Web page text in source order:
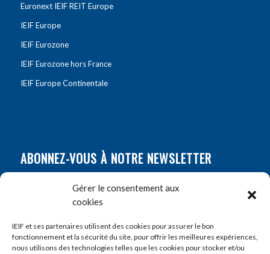
Gérer le consentement aux
cookies
IEIF et ses partenaires utilisent des cookies pour assurer le bon
fonctionnement et la sécurité du site, pour offrir les meilleures expériences,
nous utilisons des technologies telles que les cookies pour stocker et/ou
Euronext IEIF REIT Europe
IEIF Europe
IEIF Eurozone
IEIF Eurozone hors France
IEIF Europe Continentale
ABONNEZ-VOUS À NOTRE NEWSLETTER
Prénom*